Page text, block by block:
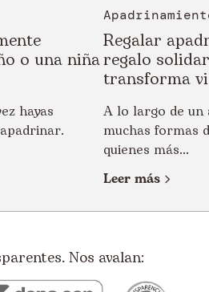
o una niña
hayas
Regalar
regalo
transforma
A lo largo de un
muchas formas
quienes más...
Leer más
Nos avalan: